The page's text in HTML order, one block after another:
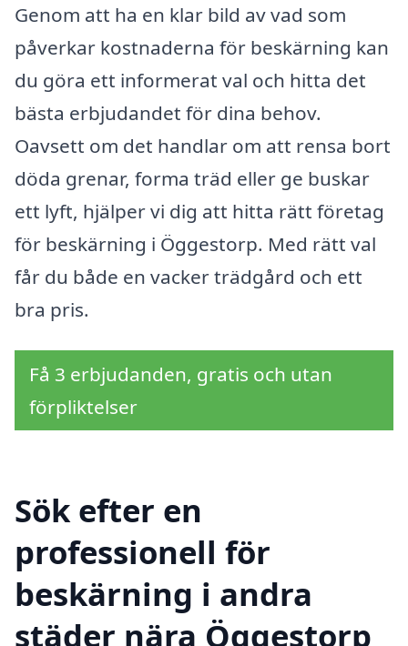
Genom att ha en klar bild av vad som
påverkar kostnaderna för beskärning kan
du göra ett informerat val och hitta det
bästa erbjudandet för dina behov.
Oavsett om det handlar om att rensa bort
döda grenar, forma träd eller ge buskar
ett lyft, hjälper vi dig att hitta rätt företag
för beskärning i Öggestorp. Med rätt val
får du både en vacker trädgård och ett
bra pris.
Få 3 erbjudanden, gratis och utan
förpliktelser
Sök efter en
professionell för
beskärning i andra
städer nära Öggestorp